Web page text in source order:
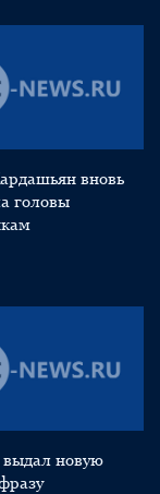
вновь
головы
выдал новую